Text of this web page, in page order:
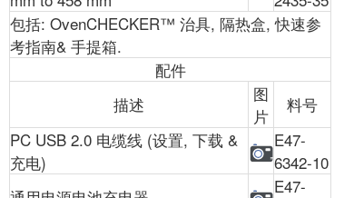
包括: OvenCHECKER™ 治具, 隔热盒, 快速参
考指南& 手提箱.
配件
描述
图
片
料号
PC USB 2.0 电缆线 (设置, 下载 &
充电)
E47-
6342-10
E47-